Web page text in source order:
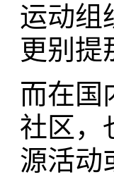
运动组
更别提
而在国
社区，
源活动